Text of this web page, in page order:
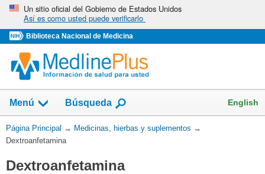
Omita
vaya
al
Contenido
Un sitio oficial del Gobierno de Estados Unidos
Así es como usted puede verificarlo
Biblioteca Nacional de Medicina
Menú
Mostrar
campo
de
Búsqueda English
Usted
está
Página Principal → Medicinas, hierbas y suplementos →
Dextroanfetamina
Dextroanfetamina